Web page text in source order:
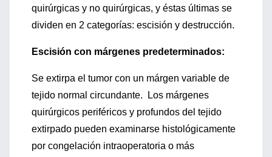
quirúrgicas y no quirúrgicas, y éstas últimas se
dividen en 2 categorías: escisión y destrucción.
Escisión con márgenes predeterminados:
Se extirpa el tumor con un márgen variable de
tejido normal circundante. Los márgenes
quirúrgicos periféricos y profundos del tejido
extirpado pueden examinarse histológicamente
por congelación intraoperatoria o más